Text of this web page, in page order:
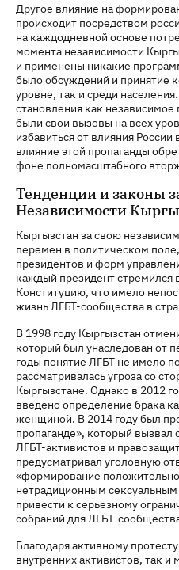
Другое влияние на
происходит посредством
на каждодневной основе
момента независимости
и применены никакие
было обсуждений и принятие
уровне, так и среди
становления как независимое
были свои вызовы на всех
избавиться от влияния
влияние этой пропаганды
фоне полномасштабного
Тенденции и законы
Независимости
Кыргызстан за свою
перемен в политическом
президентов и форм
каждый президент стремился
Конституцию, что имело
жизнь ЛГБТ-сообщества в
В 1998 году Кыргызстан
который был унаследован от
годы понятие ЛГБТ не имело
рассматривалась угроза со
Кыргызстане. Однако в 2012
введено определение брака
женщиной. В 2014 году был
пропаганде», который вызвал
ЛГБТ-активистов и
предусматривал уголовную
«формирование
нетрадиционным
привести к серьезному
собраний для ЛГБТ-
Благодаря активному
внутренних активистов, так